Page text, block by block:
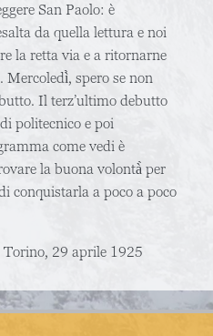
San Paolo: è
da quella lettura e noi
la retta via e a ritornarne
Mercoledì̀, spero se non
Il terz’ultimo debutto
politecnico e poi
come vedi è
la buona volontà̀ per
conquistarla a poco a poco
29 aprile 1925